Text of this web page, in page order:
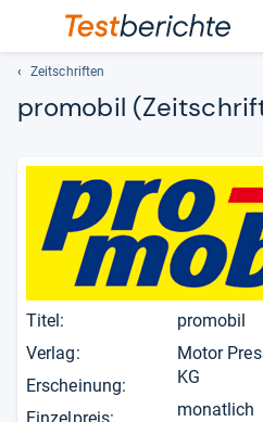
Zeitschriften
promobil
Titel:
Verlag:
Erscheinung:
promobil
Motor
KG
monatlich